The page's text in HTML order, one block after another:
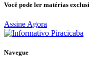
Você pode ler matérias
Assine Agora
Navegue